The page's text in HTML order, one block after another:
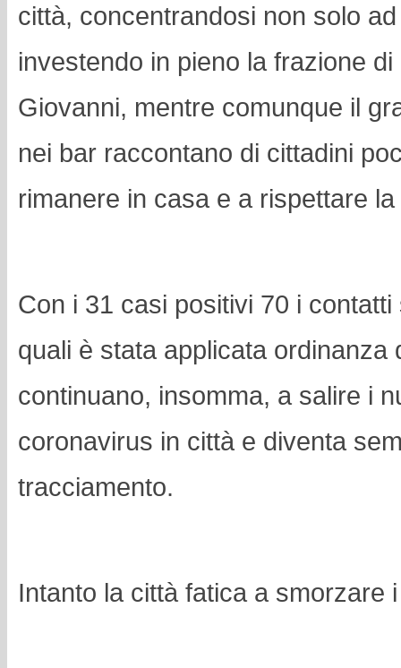
città, concentrandosi non solo
investendo in pieno la frazione
Giovanni, mentre comunque il
nei bar raccontano di cittadini
rimanere in casa e a rispettare
Con i 31 casi positivi 70 i
quali è stata applicata ordinanza
continuano, insomma, a salire i
coronavirus in città e diventa
tracciamento.
Intanto la città fatica a smorzare